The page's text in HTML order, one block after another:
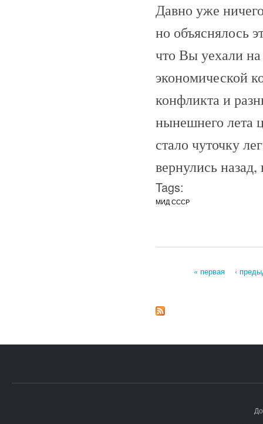
Давно уже
но объяснялось
что Вы уехали
экономической
конфликта и
нынешнего лета
стало чуточку
вернулись
Tags:
МИД СССР
« первая ‹